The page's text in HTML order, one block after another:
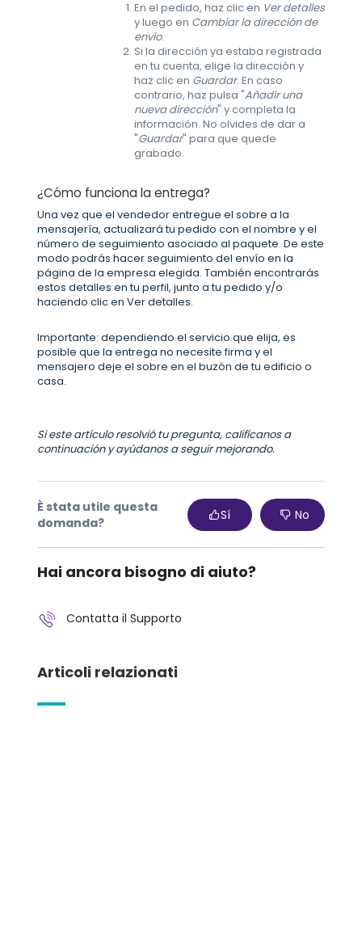
En el pedido, haz clic en Ver detalles
y luego en Cambiar la dirección de
envío.
Si la dirección ya estaba registrada
en tu cuenta, elige la dirección y
haz clic en Guardar. En caso
contrario, haz pulsa "Añadir una
nueva dirección" y completa la
información. No olvides de dar a
"Guardar" para que quede
grabado.
¿Cómo funciona la entrega?
Una vez que el vendedor entregue el sobre a la
mensajería, actualizará tu pedido con el nombre y el
número de seguimiento asociado al paquete. De este
modo podrás hacer seguimiento del envío en la
página de la empresa elegida. También encontrarás
estos detalles en tu perfil, junto a tu pedido y/o
haciendo clic en Ver detalles.
Importante: dependiendo el servicio que elija, es
posible que la entrega no necesite firma y el
mensajero deje el sobre en el buzón de tu edificio o
casa.
Si este artículo resolvió tu pregunta, califícanos a
continuación y ayúdanos a seguir mejorando.
È stata utile questa
domanda?
Sí No
Hai ancora bisogno di aiuto?
Contatta il Supporto
Articoli relazionati